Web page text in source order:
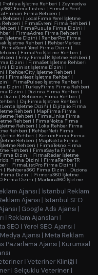
| Profilya İşletme Rehberi | Zeymedya
Firma Listesi | Firmalio Yerel
Firma Rehberi |
Rehberi | LocalFirma Yerel İşletme
| FirmaEvreni Firma Rehberi |
| FirmaPusula Firma Dizini |
| FirmaAdres Firma Rehberi |
İşletme Dizini | RehberPro Firma
İşletme Rehberi | RehberMerkez
FirmaSemt Yerel Firma Dizini |
| FirmaPro İşletme Rehberi |
| EniyiFirmaTR İşletme Rehberi |
Dizini |FirmaSet İşletme Rehberi |
| Dizinist İşletme Dizini |
| RehberCity İşletme Rehberi |
| FirmaNest İşletme Rehberi |
| FirmaPulseo İşletme Rehberi |
Dizini | TurkeyFirms Firma Rehberi
Dizini | Dizinra Firma Rehberi |
Dizini | Rehberis Firma Rehberi |
| DijiFirma İşletme Rehberi |
İşletme Dizini | Dijitalio Firma
Rehberi | MapFirma Firma
Rehberi | FirmaLinka Firma
Rehberi | FirmaNokta Firma
Rehberi | LokalRehber Firma
Rehberi | RehberNeti Firma
Rehberi | KonumFirma Firma
Rehberi | MapNokta Firma
Rehberi | FirmaTekno Firma
Rehberi | FirmaSayfa Firma
Dizini | FirmaRadar İşletme
Firma Dizini | FirmaRehberTR
| FirmaListPro Firma Dizini |
| Rehbera360 Firma Dizini | Diziora
Firma Dizini | Firmora360 İşletme
Firma Dizini | Markora360 İşletme
Ajansı | İstanbul Reklam
Ajansı | İstanbul SEO
| Google Ads Ajansı |
| Reklam Ajansları |
SEO | Yerel SEO Ajansı |
Ajansı | Meta Reklam
Pazarlama Ajansı | Kurumsal
| Veteriner Kliniği |
| Selçuklu Veteriner |